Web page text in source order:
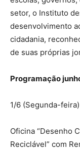
setor, o Instituto
desenvolvimento
cidadania,
de suas próprias
Programação
1/6 (Segunda-
Oficina “Desenho
Reciclável” com